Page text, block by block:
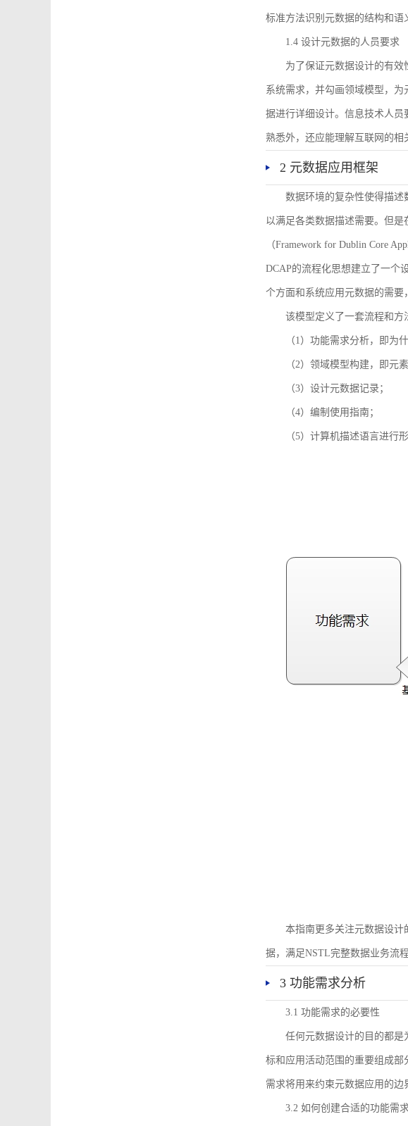
标准方法识别元数据的结构和语
1.4 设计元数据的人员要求
为了保证元数据设计的有
系统需求，并勾画领域模型，
据进行详细设计。信息技术人
熟悉外，还应能理解互联网的相
2 元数据应用框架
数据环境的复杂性使得描述
以满足各类数据描述需要。但
（Framework for Dublin Core
DCAP的流程化思想建立了一个
个方面和系统应用元数据的需要
该模型定义了一套流程和方
（1）功能需求分析，即为
（2）领域模型构建，即元
（3）设计元数据记录；
（4）编制使用指南；
（5）计算机描述语言进行
本指南更多关注元数据设
据，满足NSTL完整数据业务流
3 功能需求分析
3.1 功能需求的必要性
任何元数据设计的目的都是
标和应用活动范围的重要组成
需求将用来约束元数据应用的边
3.2 如何创建合适的功能需